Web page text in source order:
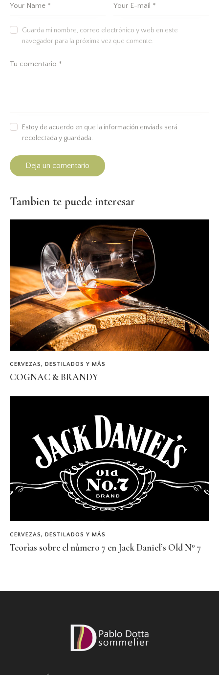
Guarda mi nombre, correo electrónico y web en este
navegador para la próxima vez que comente.
Estoy de acuerdo en que la información enviada será
recolectada y guardada.
Tambien te puede interesar
CERVEZAS, DESTILADOS Y MÁS
COGNAC & BRANDY
CERVEZAS, DESTILADOS Y MÁS
Teorìas sobre el nùmero 7 en Jack Daniel’s Old Nº 7